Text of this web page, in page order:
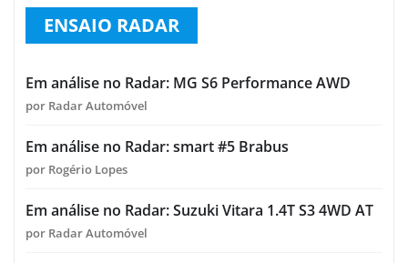
ENSAIO RADAR
Em análise no Radar: MG S6 Performance AWD
por Radar Automóvel
Em análise no Radar: smart #5 Brabus
por Rogério Lopes
Em análise no Radar: Suzuki Vitara 1.4T S3 4WD AT
por Radar Automóvel